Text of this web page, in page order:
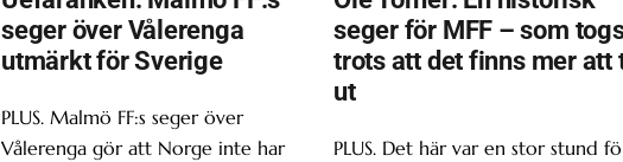
seger över Vålerenga
utmärkt för Sverige
PLUS. Malmö FF:s seger över
Vålerenga gör att Norge inte har
seger för MFF – som
trots att det finns mer att
ut
PLUS. Det här var en stor stund